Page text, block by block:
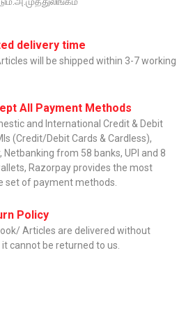
delivery time
will be shipped within 3-7 working
All Payment Methods
and International Credit & Debit
(Credit/Debit Cards & Cardless),
Netbanking from 58 banks, UPI and 8
Razorpay provides the most
set of payment methods.
Policy
Articles are delivered without
cannot be returned to us.